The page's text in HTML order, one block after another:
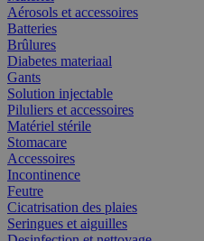
Aérosols et accessoires
Batteries
Brûlures
Diabetes materiaal
Gants
Solution injectable
Piluliers et accessoires
Matériel stérile
Stomacare
Accessoires
Incontinence
Feutre
Cicatrisation des plaies
Seringues et aiguilles